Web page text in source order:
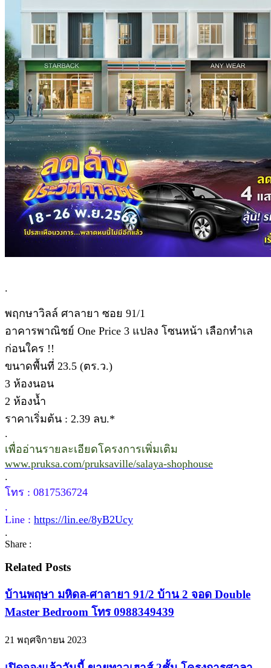
.
พฤกษาวิลล์ ศาลายา ซอย 91/1
อาคารพาณิชย์ One Price 3 แปลง โซนหน้า เลือกทำเล
ก่อนใคร !!
ขนาดพื้นที่ 23.5 (ตร.ว.)
3 ห้องนอน
2 ห้องน้ำ
ราคาเริ่มต้น : 2.39 ลบ.*
.
เพื่ออ่านรายละเอียดโครงการเพิ่มเติม
www.pruksa.com/pruksaville/salaya-shophouse
.
โทร : 0817536724
.
Line : https://lin.ee/8yB2Ucy
.
Share :
Related Posts
บ้านพฤษา มหิดล-ศาลายา 91/2 บ้าน 2 จอด Double
Master Bedroom โทร 0988349439
21 พฤศจิกายน 2023